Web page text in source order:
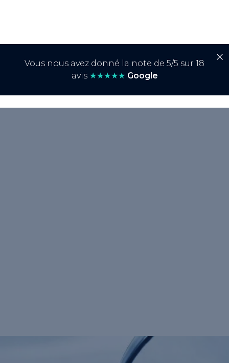
Vous nous avez donné la note de 5/5 sur 18
avis ★★★★★ Google